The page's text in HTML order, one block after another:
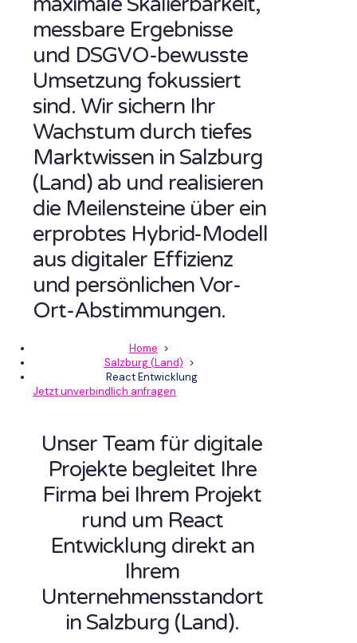
messbare Ergebnisse
und DSGVO-bewusste
Umsetzung fokussiert
sind. Wir sichern Ihr
Wachstum durch tiefes
Marktwissen in Salzburg
(Land) ab und realisieren
die Meilensteine über ein
erprobtes Hybrid-Modell
aus digitaler Effizienz
und persönlichen Vor-
Ort-Abstimmungen.
Home >
Salzburg (Land) >
React Entwicklung
Jetzt unverbindlich anfragen
Unser Team für digitale
Projekte begleitet Ihre
Firma bei Ihrem Projekt
rund um React
Entwicklung direkt an
Ihrem
Unternehmensstandort
in Salzburg (Land).